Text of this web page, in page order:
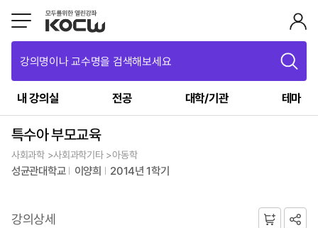
강의명이나 교수명을 검색해보세요
내 강의실 전공 대학/기관 테마
특수아 부모교육
사회과학 >사회과학기타 >아동학
성균관대학교 이양희 2014년 1학기
강의상세